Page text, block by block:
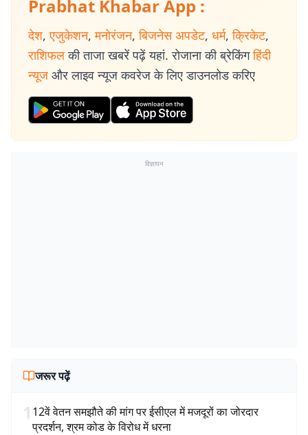
Prabhat Khabar App :
देश, एजुकेशन, मनोरंजन, बिजनेस अपडेट, धर्म, क्रिकेट,
राशिफल की ताजा खबरें पढ़ें यहां. रोजाना की ब्रेकिंग हिंदी
न्यूज और लाइव न्यूज कवरेज के लिए डाउनलोड करिए
विज्ञापन
जरूर पढ़ें
1 12वें वेतन समझौते की मांग पर ईसीएल में मजदूरों का जोरदार
प्रदर्शन, श्रम कोड के विरोध में धरना